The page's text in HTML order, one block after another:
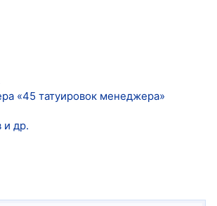
«45 татуировок менеджера»
и др.